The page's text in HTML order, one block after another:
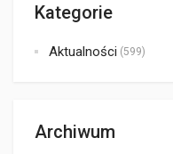
Kategorie
Aktualności (599)
Archiwum